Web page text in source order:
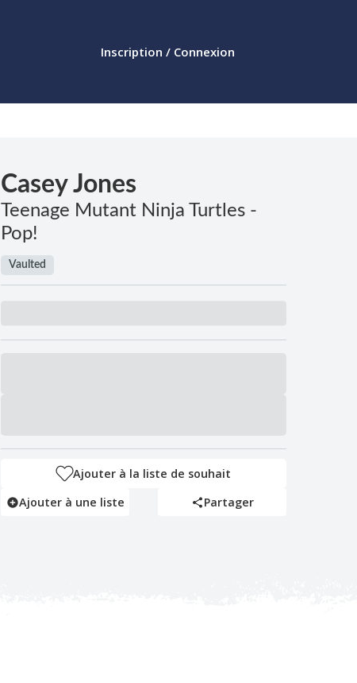
Inscription / Connexion
Casey Jones
Teenage Mutant Ninja Turtles -
Pop!
Vaulted
Ajouter à la liste de souhait
Ajouter à une liste
Partager